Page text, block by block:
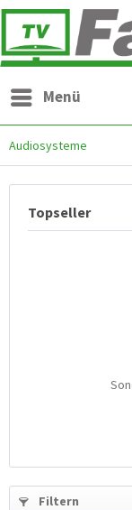
Menü
Audiosysteme
Topseller
Filtern